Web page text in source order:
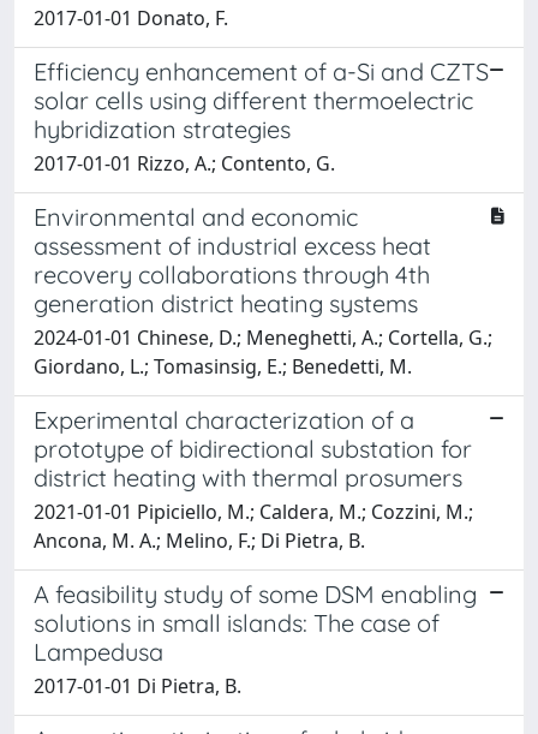
2017-01-01 Donato, F.
Efficiency enhancement of a-Si and CZTS
solar cells using different thermoelectric
hybridization strategies
2017-01-01 Rizzo, A.; Contento, G.
Environmental and economic
assessment of industrial excess heat
recovery collaborations through 4th
generation district heating systems
2024-01-01 Chinese, D.; Meneghetti, A.; Cortella, G.;
Giordano, L.; Tomasinsig, E.; Benedetti, M.
Experimental characterization of a
prototype of bidirectional substation for
district heating with thermal prosumers
2021-01-01 Pipiciello, M.; Caldera, M.; Cozzini, M.;
Ancona, M. A.; Melino, F.; Di Pietra, B.
A feasibility study of some DSM enabling
solutions in small islands: The case of
Lampedusa
2017-01-01 Di Pietra, B.